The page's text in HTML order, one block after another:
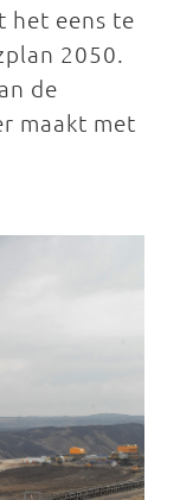
het eens te
2050.
de
maakt met